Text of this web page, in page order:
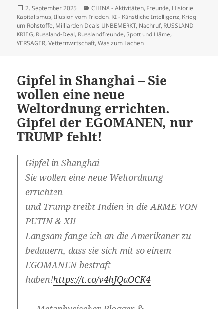
Veröffentlicht
am
2. September 2025 Kategorien
CHINA - Aktivitäten, Freunde, Historie
Kapitalismus,Illusion vom Frieden, KI - Künstliche Intelligenz, Krieg
um Rohstoffe, Milliarden Deals UNBEMERKT, Nachruf, RUSSLAND
KRIEG, Russland-Deal, Russlandfreunde,Spott und Häme,
VERSAGER,Vetternwirtschaft,Was zum Lachen
Gipfel in Shanghai – Sie
wollen eine neue
Weltordnung errichten.
Gipfel der EGOMANEN, nur
TRUMP fehlt!
Gipfel in Shanghai
Sie wollen eine neue Weltordnung
errichten
und Trump treibt Indien in die ARME VON
PUTIN & XI!
Langsam fange ich an die Amerikaner zu
bedauern, dass sie sich mit so einem
EGOMANEN bestraft
haben!https://t.co/v4hJQaOCK4